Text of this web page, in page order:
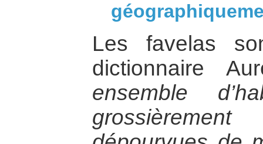
Les favelas
dictionnaire
ensemble